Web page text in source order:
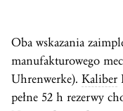
Oba wskazania
manufakturowego
Uhrenwerke). Kaliber
pełne 52 h rezerwy